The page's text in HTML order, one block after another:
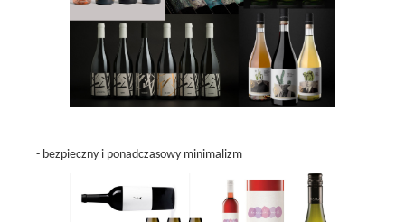
- bezpieczny i ponadczasowy minimalizm